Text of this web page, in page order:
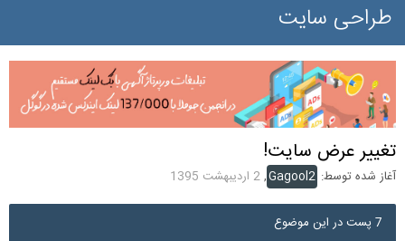
طراحی سایت
تغییر عرض سایت!
آغاز شده توسط: Gagool2
,2 اردیبهشت 1395
7 پست در این موضوع